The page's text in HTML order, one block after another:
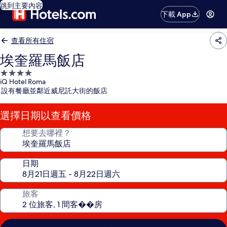
跳到主要內容
下載 App
查看所有住宿
埃奎羅馬飯店
4.0
星
級
住
宿
iQ Hotel Roma
設有餐廳並鄰近威尼託大街的飯店
選擇日期以查看價格
想要去哪裡？
日期
旅客